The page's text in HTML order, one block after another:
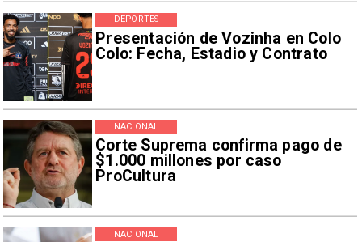
Presentación de Vozinha en Colo
Colo: Fecha, Estadio y Contrato
DEPORTES
Corte Suprema confirma pago de
$1.000 millones por caso
ProCultura
NACIONAL
NACIONAL